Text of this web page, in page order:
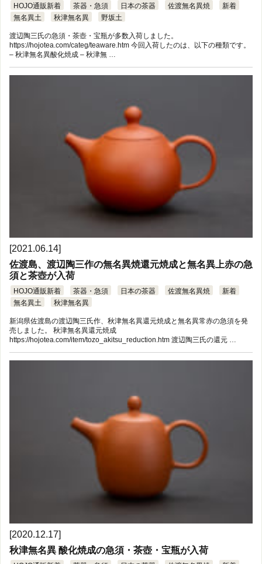
HOJO通販新着 茶器・急須 日本の茶器 佐渡無名異焼
新着
無名異土
秋津無名異 野坂土
渡辺陶三氏の急須・茶壺・宝瓶が多数入荷しました。
https://hojotea.com/categ/teaware.htm 今回入荷したのは、以下の種類です。
– 秋津無名異酸化焼成 – 秋津無 …
[2021.06.14]
佐渡島、渡辺陶三作の無名異焼還元焼成と無名異上赤の急
須と茶壺が入荷
HOJO通販新着 茶器・急須 日本の茶器 佐渡無名異焼
新着
無名異土
秋津無名異
新潟県佐渡島の渡辺陶三氏作、秋津無名異還元焼成と無名異常赤の急須を発
売しました。 秋津無名異還元焼成
https://hojotea.com/item/tozo_akitsu_reduction.htm 渡辺陶三氏の還元 …
[2020.12.17]
秋津無名異 酸化焼成の急須・茶壺・宝瓶が入荷